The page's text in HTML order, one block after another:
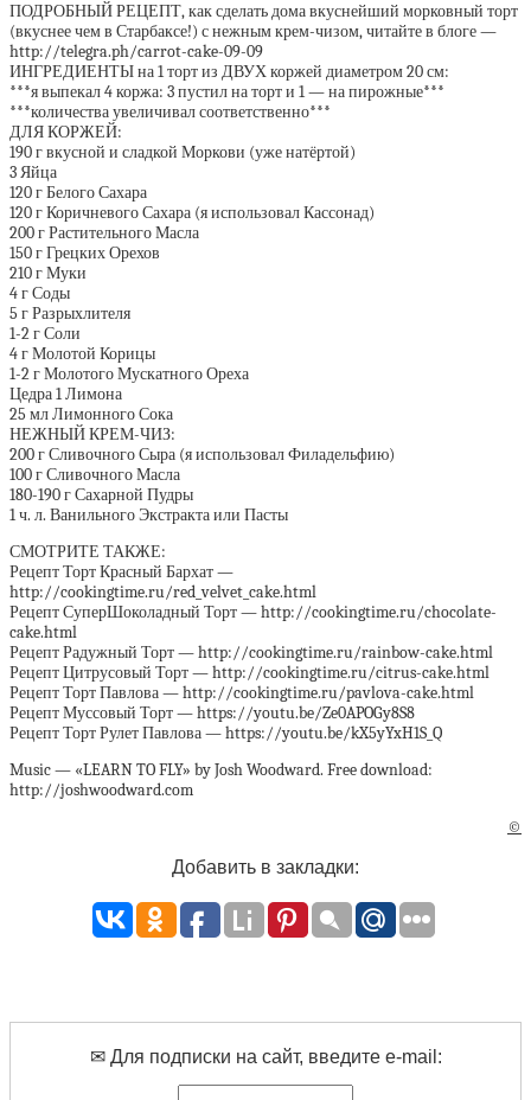
ПОДРОБНЫЙ РЕЦЕПТ, как сделать дома вкуснейший морковный торт
(вкуснее чем в Старбаксе!) с нежным крем-чизом, читайте в блоге —
http://telegra.ph/carrot-cake-09-09
ИНГРЕДИЕНТЫ на 1 торт из ДВУХ коржей диаметром 20 см:
***я выпекал 4 коржа: 3 пустил на торт и 1 — на пирожные***
***количества увеличивал соответственно***
ДЛЯ КОРЖЕЙ:
190 г вкусной и сладкой Моркови (уже натёртой)
3 Яйца
120 г Белого Сахара
120 г Коричневого Сахара (я использовал Кассонад)
200 г Растительного Масла
150 г Грецких Орехов
210 г Муки
4 г Соды
5 г Разрыхлителя
1-2 г Соли
4 г Молотой Корицы
1-2 г Молотого Мускатного Ореха
Цедра 1 Лимона
25 мл Лимонного Сока
НЕЖНЫЙ КРЕМ-ЧИЗ:
200 г Сливочного Сыра (я использовал Филадельфию)
100 г Сливочного Масла
180-190 г Сахарной Пудры
1 ч. л. Ванильного Экстракта или Пасты
СМОТРИТЕ ТАКЖЕ:
Рецепт Торт Красный Бархат —
http://cookingtime.ru/red_velvet_cake.html
Рецепт СуперШоколадный Торт — http://cookingtime.ru/chocolate-
cake.html
Рецепт Радужный Торт — http://cookingtime.ru/rainbow-cake.html
Рецепт Цитрусовый Торт — http://cookingtime.ru/citrus-cake.html
Рецепт Торт Павлова — http://cookingtime.ru/pavlova-cake.html
Рецепт Муссовый Торт — https://youtu.be/Ze0APOGy8S8
Рецепт Торт Рулет Павлова — https://youtu.be/kX5yYxH1S_Q
Music — «LEARN TO FLY» by Josh Woodward. Free download:
http://joshwoodward.com
©
Добавить в закладки:
✉ Для подписки на сайт, введите e-mail: